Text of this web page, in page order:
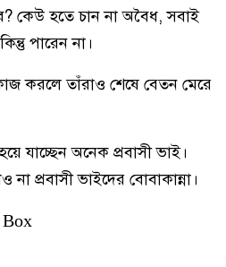
কেউ হতে চান না অবৈধ, সবাই
পারেন না।
করলে তাঁরাও শেষে বেতন মেরে
যাচ্ছেন অনেক প্রবাসী ভাই।
প্রবাসী ভাইদের বোবাকান্না।
Box